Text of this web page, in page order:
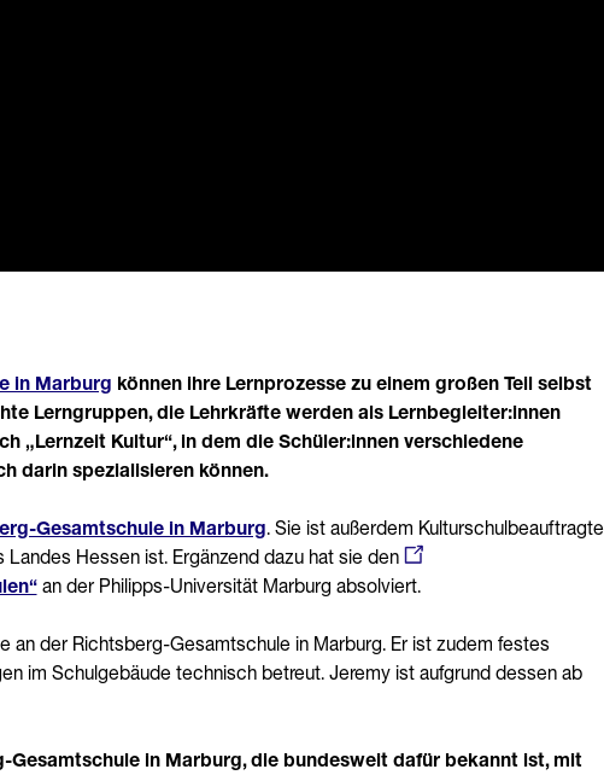
in Marburg können ihre Lernprozesse zu einem großen Teil selbst
Lerngruppen, die Lehrkräfte werden als Lernbegleiter:innen
„Lernzeit Kultur“, in dem die Schüler:innen verschiedene
darin spezialisieren können.
Gesamtschule in Marburg. Sie ist außerdem Kulturschulbeauftragte
Hessen ist. Ergänzend dazu hat sie den
an der Philipps-Universität Marburg absolviert.
an der Richtsberg-Gesamtschule in Marburg. Er ist zudem festes
im Schulgebäude technisch betreut. Jeremy ist aufgrund dessen ab
in Marburg, die bundesweit dafür bekannt ist, mit